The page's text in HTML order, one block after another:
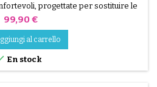
progettate per sostituire le
doppio. Grazie alla tecnologia ibrida
manutenzione. Compatibili con il
Buggy Duet V3 (2017+), sono...
Prezzo
99,90 €
al carrello
En stock